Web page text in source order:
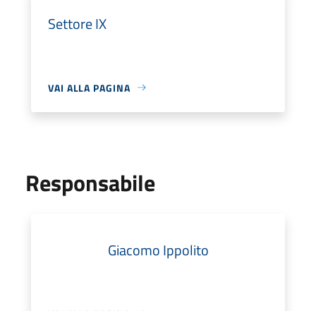
Settore IX
VAI ALLA PAGINA
Responsabile
Giacomo Ippolito